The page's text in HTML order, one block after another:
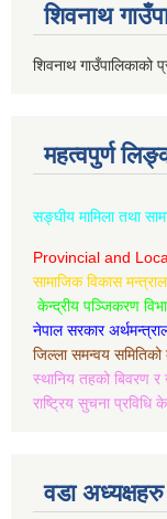
शिवनाथ
शिवनाथ गाउँपालिकाको
महत्वपुर्ण
सङ्घीय मामिला तथा
Provincial and
सामाजिक विकास
केन्द्रीय पञ्जिकरण
नेपाल सरकार
जिल्ला समन्वय समितिको
स्थानिय तहको बिवरण र
राष्ट्रिय सुचना प्रविधि
वडा अध्यक्षहरु